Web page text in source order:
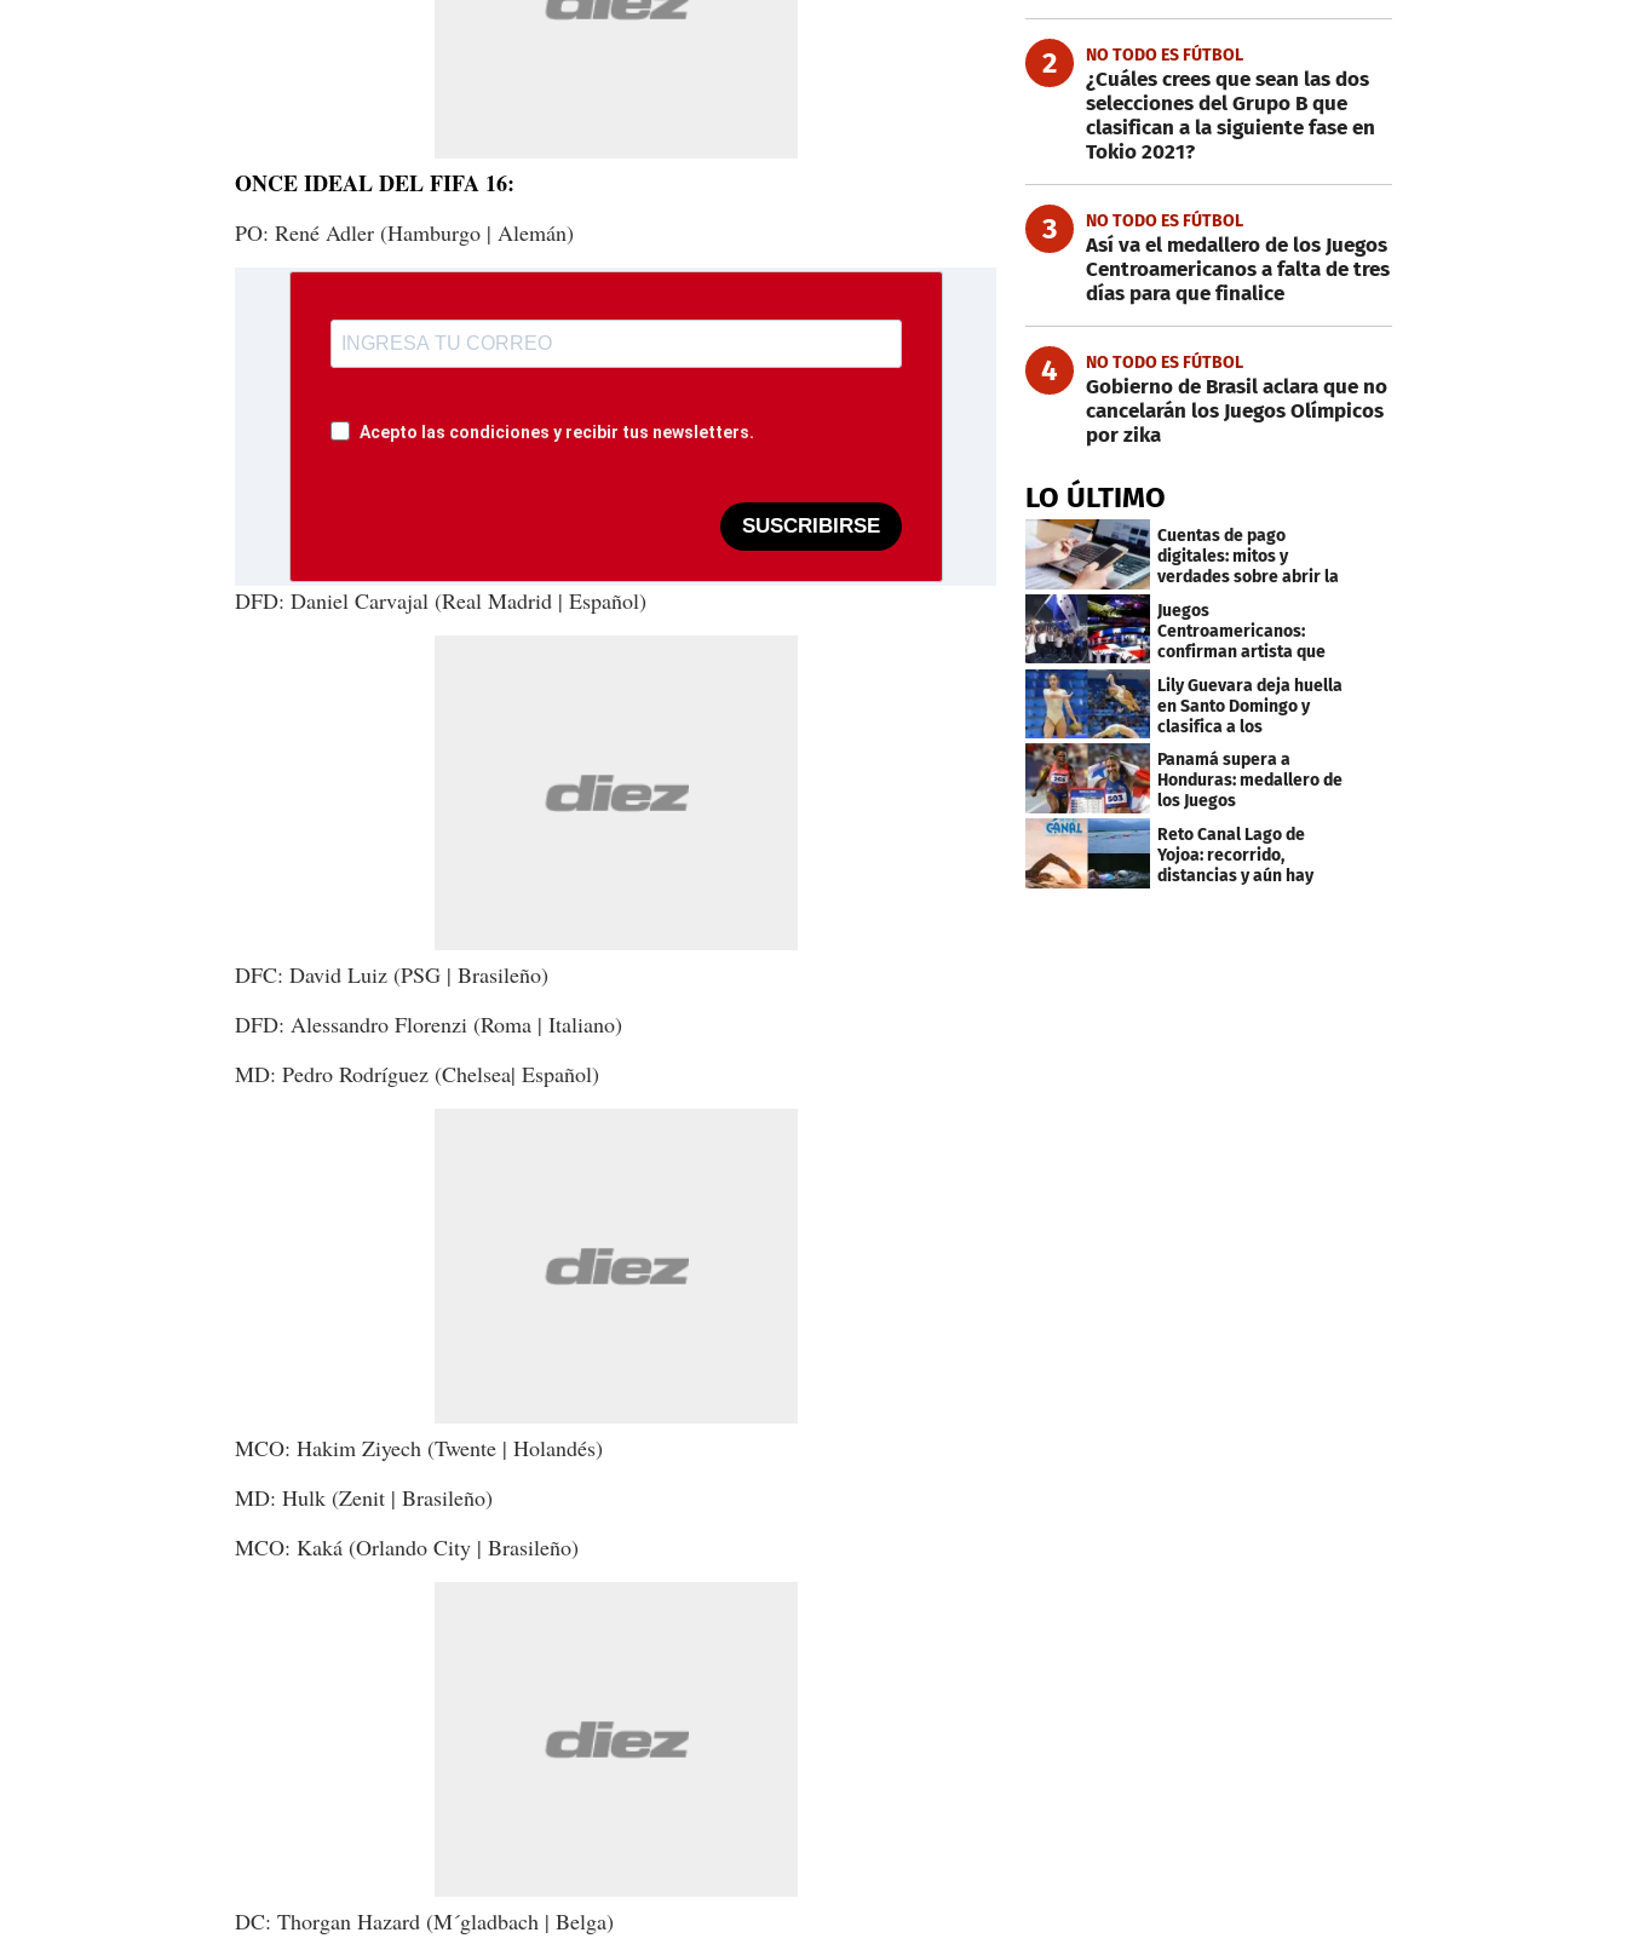
ONCE IDEAL DEL FIFA 16:
PO: René Adler (Hamburgo | Alemán)
Acepto las condiciones y recibir tus newsletters.
SUSCRIBIRSE
DFD: Daniel Carvajal (Real Madrid | Español)
DFC: David Luiz (PSG | Brasileño)
DFD: Alessandro Florenzi (Roma | Italiano)
MD: Pedro Rodríguez (Chelsea| Español)
MCO: Hakim Ziyech (Twente | Holandés)
MD: Hulk (Zenit | Brasileño)
MCO: Kaká (Orlando City | Brasileño)
DC: Thorgan Hazard (M´gladbach | Belga)
2 NO TODO ES FÚTBOL
¿Cuáles crees que sean las dos
selecciones del Grupo B que
clasifican a la siguiente fase en
Tokio 2021?
3 NO TODO ES FÚTBOL
Así va el medallero de los Juegos
Centroamericanos a falta de tres
días para que finalice
4 NO TODO ES FÚTBOL
Gobierno de Brasil aclara que no
cancelarán los Juegos Olímpicos
por zika
LO ÚLTIMO
Cuentas de pago
digitales: mitos y
verdades sobre abrir la
Juegos
Centroamericanos:
confirman artista que
cantará en la ceremonia
de clausura
Lily Guevara deja huella
en Santo Domingo y
clasifica a los
Panamericanos de Lima
2027
Panamá supera a
Honduras: medallero de
los Juegos
Centroamericanos
Reto Canal Lago de
Yojoa: recorrido,
distancias y aún hay